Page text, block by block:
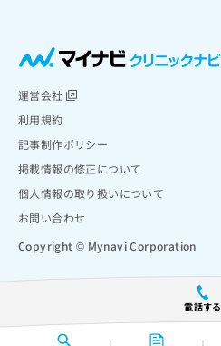
電話する
運営会社
利用規約
記事制作ポリシー
掲載情報の修正について
個人情報の取り扱いについて
お問い合わせ
Copyright © Mynavi Corporation